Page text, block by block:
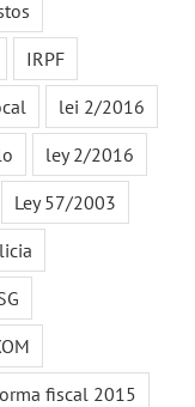
IRPF
lei 2/2016
ley 2/2016
Ley 57/2003
fiscal 2015